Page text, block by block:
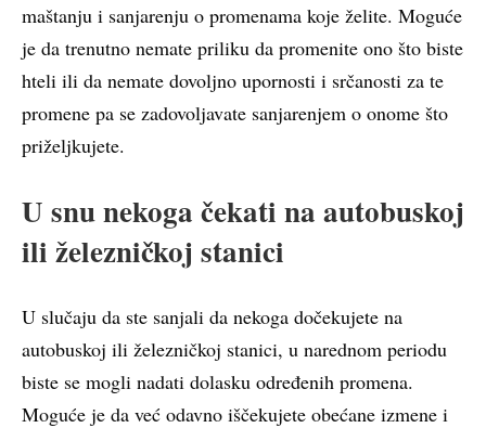
maštanju i sanjarenju o promenama koje želite. Moguće
je da trenutno nemate priliku da promenite ono što biste
hteli ili da nemate dovoljno upornosti i srčanosti za te
promene pa se zadovoljavate sanjarenjem o onome što
priželjkujete.
U snu nekoga čekati na autobuskoj
ili železničkoj stanici
U slučaju da ste sanjali da nekoga dočekujete na
autobuskoj ili železničkoj stanici, u narednom periodu
biste se mogli nadati dolasku određenih promena.
Moguće je da već odavno iščekujete obećane izmene i